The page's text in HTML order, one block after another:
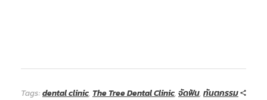
Tags:dental clinic, The Tree Dental Clinic,จัดฟัน,ทันตกรรม